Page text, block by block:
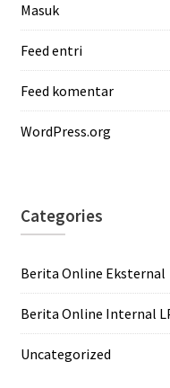
Masuk
Feed entri
Feed komentar
WordPress.org
Categories
Berita Online Eksternal
Berita Online Internal
Uncategorized